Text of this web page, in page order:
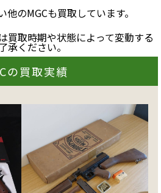
のMGCも買取しています。
買取時期や状態によって変動する
承ください。
の買取実績